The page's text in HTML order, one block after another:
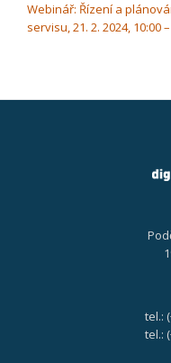
Webinář: Řízení a
servisu, 21. 2. 2024, 10:00
tel.:
tel.: